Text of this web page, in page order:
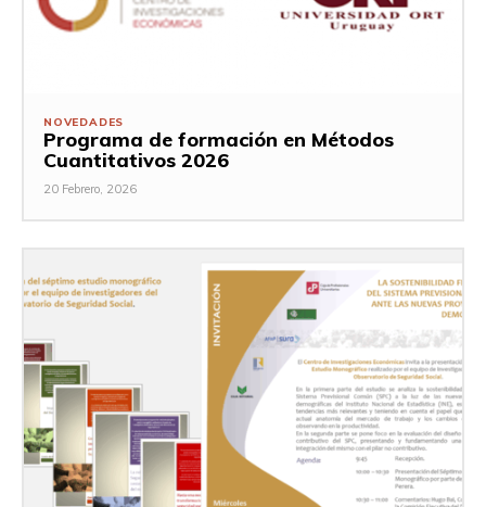
NOVEDADES
Programa de formación en Métodos
Cuantitativos 2026
20 Febrero, 2026